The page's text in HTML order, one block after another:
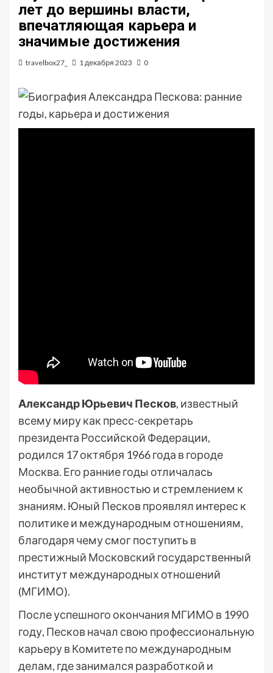
лет до вершины власти,
впечатляющая карьера и
значимые достижения
travelbox27_ 1 декабря 2023 0
Александр Юрьевич Песков, известный
всему миру как пресс-секретарь
президента Российской Федерации,
родился 17 октября 1966 года в городе
Москва. Его ранние годы отличалась
необычной активностью и стремлением к
знаниям. Юный Песков проявлял интерес к
политике и международным отношениям,
благодаря чему смог поступить в
престижный Московский государственный
институт международных отношений
(МГИМО).
После успешного окончания МГИМО в 1990
году, Песков начал свою профессиональную
карьеру в Комитете по международным
делам, где занимался разработкой и